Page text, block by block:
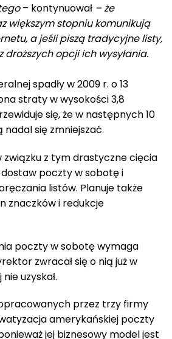
– kontynuował – że
większym stopniu komunikują
a jeśli piszą tradycyjne listy,
droższych opcji ich wysyłania.
spadły w 2009 r. o 13
straty w wysokości 3,8
się, że w następnych 10
się zmniejszać.
z tym drastyczne cięcia
dostaw poczty w sobotę i
listów. Planuje także
znaczków i redukcje
poczty w sobotę wymaga
zwracał się o nią już w
uzyskał.
przez trzy firmy
amerykańskiej poczty
jej biznesowy model jest